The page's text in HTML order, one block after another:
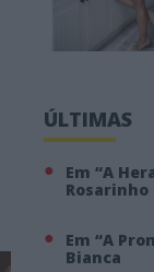
ÚLTIMAS
Em “A
Em “A
Bianca